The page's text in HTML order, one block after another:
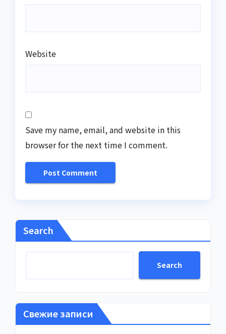
Website
Save my name, email, and website in this
browser for the next time I comment.
Search
Search
Свежие записи